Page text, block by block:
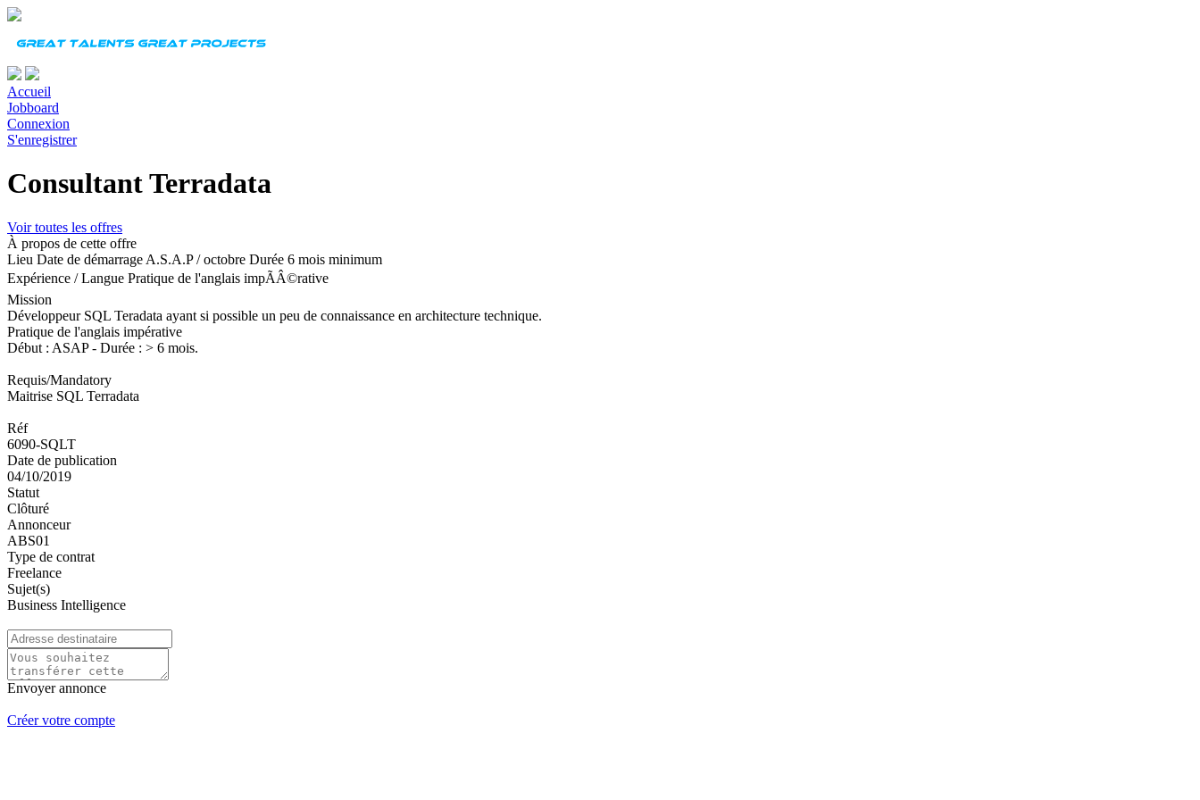
Accueil
Jobboard
Connexion
S'enregistrer
Consultant Terradata
Voir toutes les offres
À propos de cette offre
Lieu Date de démarrage A.S.A.P / octobre Durée 6 mois minimum
Expérience / Langue Pratique de l'anglais impÃÂ©rative
Mission
Développeur SQL Teradata ayant si possible un peu de connaissance en architecture technique.
Pratique de l'anglais impérative
Début : ASAP - Durée : > 6 mois.
Requis/Mandatory
Maitrise SQL Terradata
Réf
6090-SQLT
Date de publication
04/10/2019
Statut
Clôturé
Annonceur
ABS01
Type de contrat
Freelance
Sujet(s)
Business Intelligence
Envoyer annonce
Créer votre compte